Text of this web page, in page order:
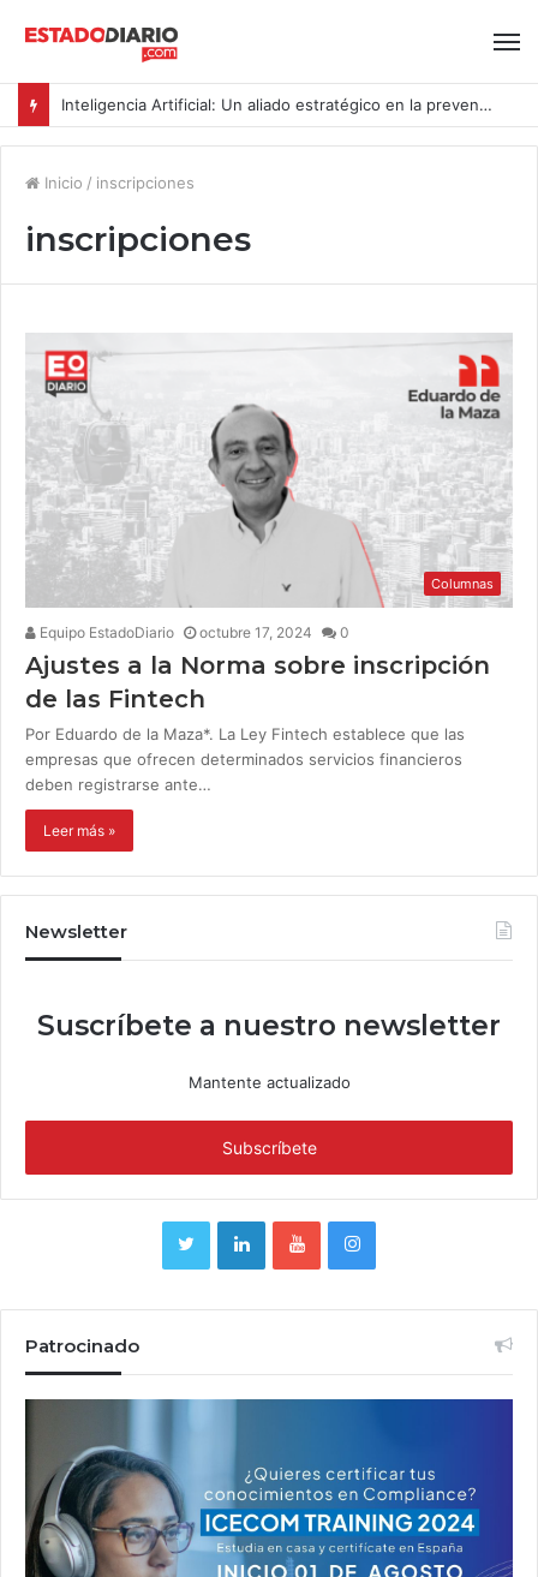
Inteligencia Artificial: Un aliado estratégico en la prevención del acoso y la violencia laboral bajo la Ley Karin
Inicio / inscripciones
inscripciones
Columnas
Equipo EstadoDiario octubre 17, 2024 0
Ajustes a la Norma sobre inscripción
de las Fintech
Por Eduardo de la Maza*. La Ley Fintech establece que las
empresas que ofrecen determinados servicios financieros
deben registrarse ante…
Leer más »
Newsletter
Suscríbete a nuestro newsletter
Mantente actualizado
Patrocinado